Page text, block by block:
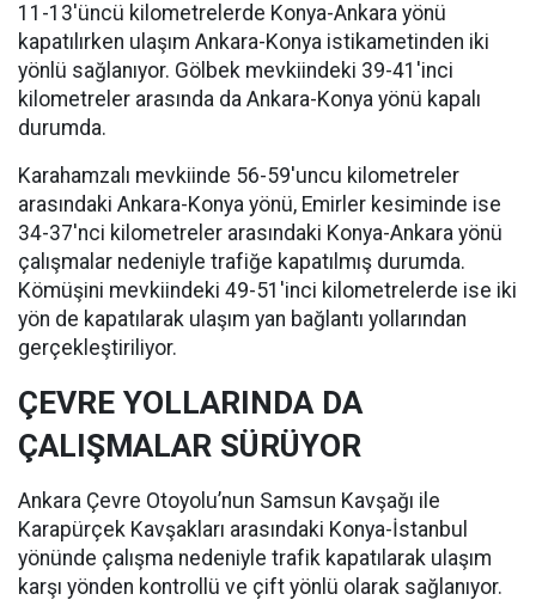
11-13'üncü kilometrelerde Konya-Ankara yönü
kapatılırken ulaşım Ankara-Konya istikametinden iki
yönlü sağlanıyor. Gölbek mevkiindeki 39-41'inci
kilometreler arasında da Ankara-Konya yönü kapalı
durumda.
Karahamzalı mevkiinde 56-59'uncu kilometreler
arasındaki Ankara-Konya yönü, Emirler kesiminde ise
34-37'nci kilometreler arasındaki Konya-Ankara yönü
çalışmalar nedeniyle trafiğe kapatılmış durumda.
Kömüşini mevkiindeki 49-51'inci kilometrelerde ise iki
yön de kapatılarak ulaşım yan bağlantı yollarından
gerçekleştiriliyor.
ÇEVRE YOLLARINDA DA
ÇALIŞMALAR SÜRÜYOR
Ankara Çevre Otoyolu’nun Samsun Kavşağı ile
Karapürçek Kavşakları arasındaki Konya-İstanbul
yönünde çalışma nedeniyle trafik kapatılarak ulaşım
karşı yönden kontrollü ve çift yönlü olarak sağlanıyor.